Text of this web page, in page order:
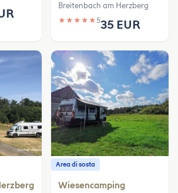
Breitenbach am Herzberg
★ ★ ★ ★ ★535 EUR
Area di sosta
Wiesencamping